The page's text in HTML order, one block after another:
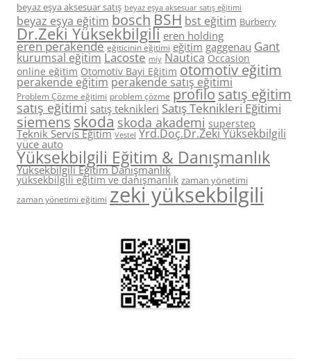
beyaz eşya aksesuar satış beyaz eşya aksesuar satış eğitimi
beyaz eşya eğitim boschBSH bst eğitim Burberry
Dr.Zeki Yüksekbilgili eren holding
eren perakende eğiticinin eğitimi eğitim gaggenau Gant
kurumsal eğitim Lacoste miy Nautica Occasion
online eğitim Otomotiv Bayi Eğitim otomotiv eğitim
perakende eğitim perakende satış eğitimi
Problem Çözme eğitimi problem çözme profilo satış eğitim
satış eğitimi satış teknikleri Satış Teknikleri Eğitimi
siemens skoda skoda akademi superstep
Teknik Servis Eğitim Vestel Yrd.Doç.Dr.Zeki Yüksekbilgili
yüce auto
Yüksekbilgili Eğitim & Danışmanlık
Yüksekbilgili Eğitim Danışmanlık
yüksekbilgili eğitim ve danışmanlık zaman yönetimi
zaman yönetimi eğitimi zeki yüksekbilgili